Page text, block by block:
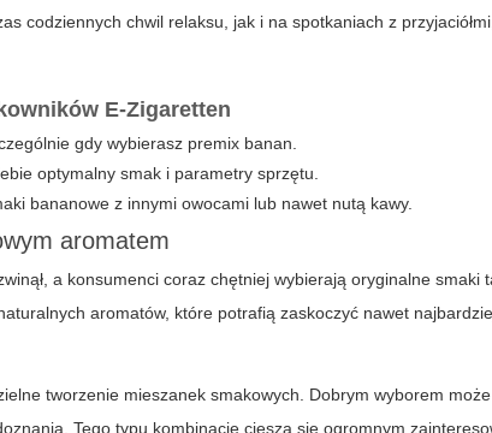
codziennych chwil relaksu, jak i na spotkaniach z
E-Zigaretten
gdy wybierasz premix banan.
optymalny smak i parametry sprzętu.
bananowe z innymi owocami lub nawet nutą kawy.
aromatem
a konsumenci coraz chętniej wybierają oryginalne smaki
aromatów, które potrafią zaskoczyć nawet
tworzenie mieszanek smakowych. Dobrym wyborem może
Tego typu kombinacje cieszą się ogromnym